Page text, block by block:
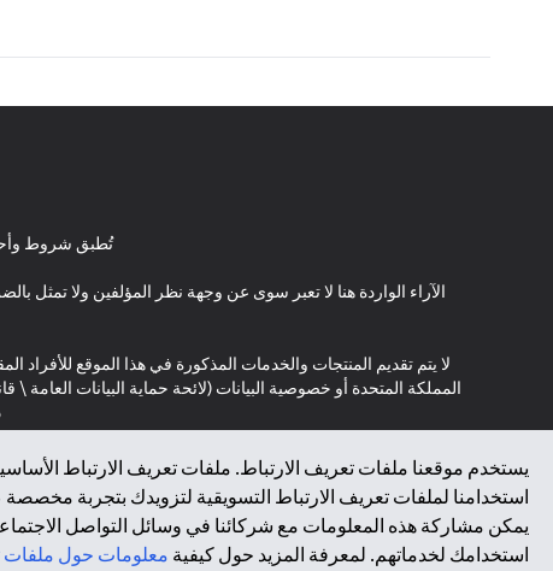
↑
يستخدم موقعنا ملفات تعريف الارتباط. ملفات تعريف الارتباط
استخدامنا لملفات تعريف الارتباط التسويقية لتزويدك بتجربة مخصصة
يمكن مشاركة هذه المعلومات مع شركائنا في وسائل التواصل
استخدامك لخدماتهم. لمعرفة المزيد حول كيفية معلومات حول ملفات
تُطبق شروط
الآراء الواردة هنا لا تعبر سوى عن وجهة نظر المؤلفين ولا تمثل
لا يتم تقديم المنتجات والخدمات المذكورة في هذا الموقع للأفراد
المملكة المتحدة أو خصوصية البيانات (لائحة حماية البيانات
*GDPR – اللائحة العامة لحماية البيانات؛ * LGPD – Lei Geral de Proteção de Dados Pessoais ; *NZPA – قانون الخصوصية النيوزيلندي